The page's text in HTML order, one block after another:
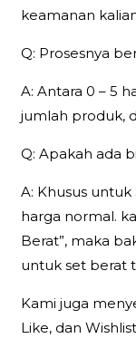
keamanan
Q: Prosesnya
A: Antara 0 – 5
jumlah produk,
Q: Apakah ada
A: Khusus
harga normal.
Berat”, maka
untuk set berat
Kami juga
Like, dan